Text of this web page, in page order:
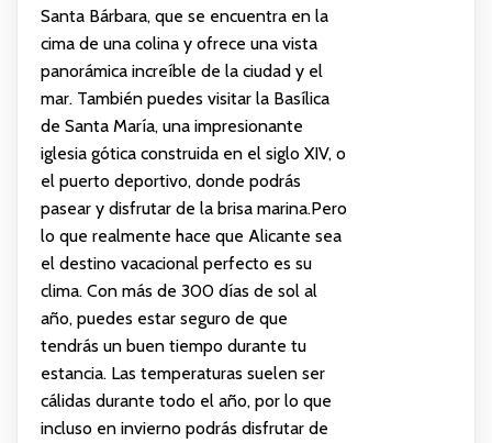
Santa Bárbara, que se encuentra en la
cima de una colina y ofrece una vista
panorámica increíble de la ciudad y el
mar. También puedes visitar la Basílica
de Santa María, una impresionante
iglesia gótica construida en el siglo XIV, o
el puerto deportivo, donde podrás
pasear y disfrutar de la brisa marina.Pero
lo que realmente hace que Alicante sea
el destino vacacional perfecto es su
clima. Con más de 300 días de sol al
año, puedes estar seguro de que
tendrás un buen tiempo durante tu
estancia. Las temperaturas suelen ser
cálidas durante todo el año, por lo que
incluso en invierno podrás disfrutar de